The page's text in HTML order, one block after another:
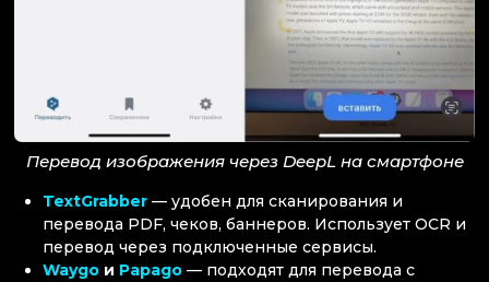
Перевод изображения через DeepL на смартфоне
TextGrabber — удобен для сканирования и
перевода PDF, чеков, баннеров. Использует OCR и
перевод через подключенные сервисы.
Waygo и Papago — подходят для перевода с